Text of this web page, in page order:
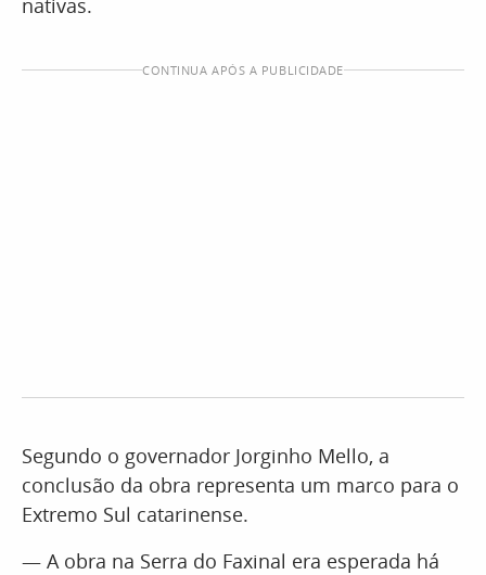
nativas.
CONTINUA APÓS A PUBLICIDADE
Segundo o governador Jorginho Mello, a
conclusão da obra representa um marco para o
Extremo Sul catarinense.
— A obra na Serra do Faxinal era esperada há